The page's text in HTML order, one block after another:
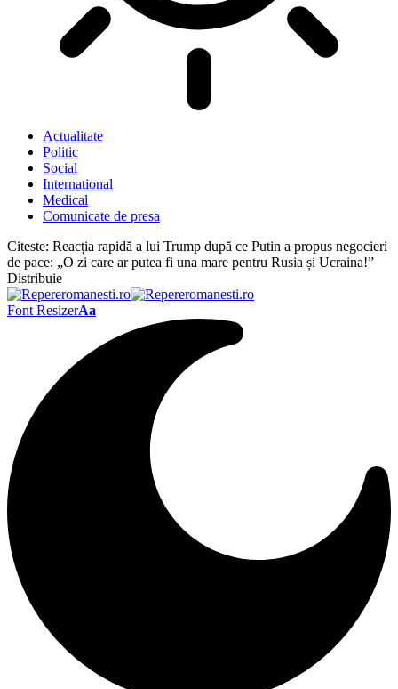
Actualitate
Politic
Social
International
Medical
Comunicate de presa
Citeste: Reacția rapidă a lui Trump după ce Putin a propus negocieri
de pace: „O zi care ar putea fi una mare pentru Rusia și Ucraina!”
Distribuie
Font ResizerAa